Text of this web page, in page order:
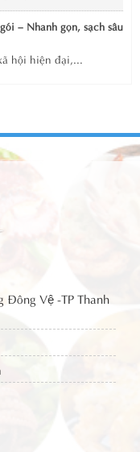
– Nhanh gọn, sạch sâu
hội hiện đại,...
Đông Vệ -TP Thanh